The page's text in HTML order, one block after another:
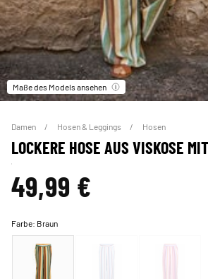
Maße des Models ansehen
Damen Hosen & Leggings Hosen
LOCKERE HOSE AUS VISKOSE
49,99 €
Farbe: Braun